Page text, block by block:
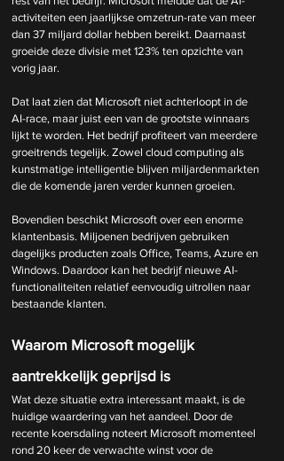
activiteiten een jaarlijkse omzetrun-rate van meer
dan 37 miljard dollar hebben bereikt. Daarnaast
groeide deze divisie met 123% ten opzichte van
vorig jaar.
Dat laat zien dat Microsoft niet achterloopt in de
AI-race, maar juist een van de grootste winnaars
lijkt te worden. Het bedrijf profiteert van meerdere
groeitrends tegelijk. Zowel cloud computing als
kunstmatige intelligentie blijven miljardenmarkten
die de komende jaren verder kunnen groeien.
Bovendien beschikt Microsoft over een enorme
klantenbasis. Miljoenen bedrijven gebruiken
dagelijks producten zoals Office, Teams, Azure en
Windows. Daardoor kan het bedrijf nieuwe AI-
functionaliteiten relatief eenvoudig uitrollen naar
bestaande klanten.
Waarom Microsoft mogelijk
aantrekkelijk geprijsd is
Wat deze situatie extra interessant maakt, is de
huidige waardering van het aandeel. Door de
recente koersdaling noteert Microsoft momenteel
rond 20 keer de verwachte winst voor de